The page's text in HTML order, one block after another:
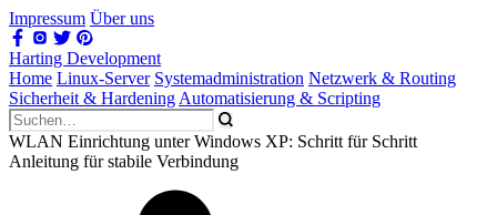
Impressum Über uns
Harting Development
Home Linux-Server Systemadministration Netzwerk & Routing
Sicherheit & Hardening Automatisierung & Scripting
WLAN Einrichtung unter Windows XP: Schritt für Schritt
Anleitung für stabile Verbindung